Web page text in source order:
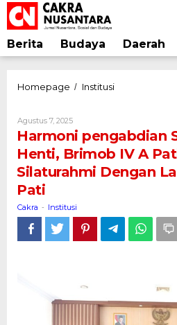
Lewati
ke
konten
Berita Budaya Daerah
Homepage / InstitusiHarmoni
Henti,
Brimob
IV
Silaturahmi
Dengan
Agustus 7, 2025Oleh
Cakra
Harmoni pengabdian
Henti, Brimob IV A
Silaturahmi Dengan
Pati
Cakra - Institusi